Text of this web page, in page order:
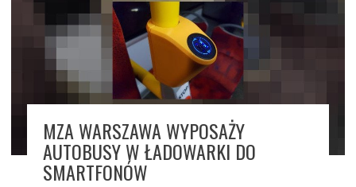
MZA WARSZAWA WYPOSAŻY
AUTOBUSY W ŁADOWARKI DO
SMARTFONÓW